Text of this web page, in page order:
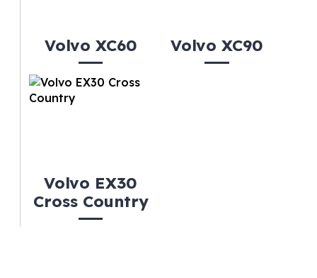
Volvo XC60 Volvo XC90
Volvo EX30
Cross Country